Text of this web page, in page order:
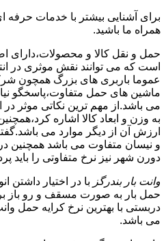
برای آشنایی بیشتر با خدمات حرفه
همراه ما باشید.
حمل و نقل کالا و محصولات،دارای
است که می توانند نقش موثری در
عموما باربری های بزرگ همچون
ماشین های حمل متفاوت،پاسخگو
می باشد.از مهم ترین نکاتی موثر
به وزن و ابعاد کالا اشاره
ارزش آن از دیگر موارد می
و نیسان متفاوت می باشد همچنین
دورن شهر نیز نرخ متفاوتی را باید
وانت بار بندرگز با در اختیار
حمل بار به صورت مسقف و رو باز
دربستی با بهترین نرخ کرایه حمل
می باشد.